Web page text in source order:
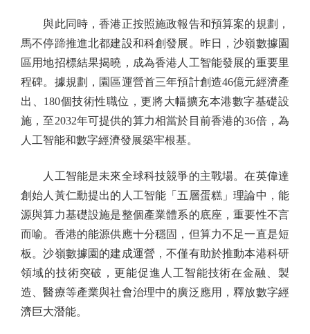
與此同時，香港正按照施政報告和預算案的規劃，
馬不停蹄推進北都建設和科創發展。昨日，沙嶺數據園
區用地招標結果揭曉，成為香港人工智能發展的重要里
程碑。據規劃，園區運營首三年預計創造46億元經濟產
出、180個技術性職位，更將大幅擴充本港數字基礎設
施，至2032年可提供的算力相當於目前香港的36倍，為
人工智能和數字經濟發展築牢根基。
人工智能是未來全球科技競爭的主戰場。在英偉達
創始人黃仁勳提出的人工智能「五層蛋糕」理論中，能
源與算力基礎設施是整個產業體系的底座，重要性不言
而喻。香港的能源供應十分穩固，但算力不足一直是短
板。沙嶺數據園的建成運營，不僅有助於推動本港科研
領域的技術突破，更能促進人工智能技術在金融、製
造、醫療等產業與社會治理中的廣泛應用，釋放數字經
濟巨大潛能。